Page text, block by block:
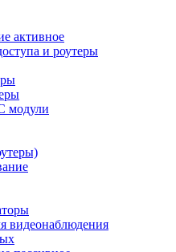
активное
и роутеры
модули
видеонаблюдения